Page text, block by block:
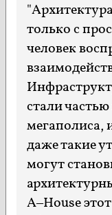
только с
человек
стали
мегаполиса,
даже такие
могут
A–House